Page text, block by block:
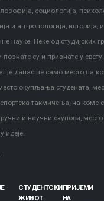
социологија,
и антропологија, историја,
науке. Неке од студијских
познате су и признате у свету.
је данас не само место на
окупљања студената,
такмичења, на коме
и научни скупови,
идеје.
СТУДЕНТСКИ
ЖИВОТ
ПРИЈЕМИ
НА